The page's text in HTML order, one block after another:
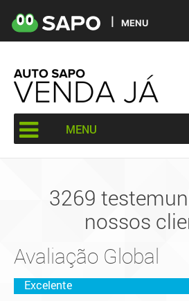
MENU
MENU
3269
nossos
Avaliação Global